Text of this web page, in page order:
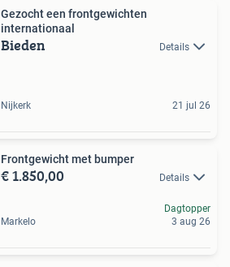
Gezocht een frontgewichten
internationaal
Bieden Details
Nijkerk 21 jul 26
Frontgewicht met bumper
€ 1.850,00 Details
Markelo
Dagtopper
3 aug 26